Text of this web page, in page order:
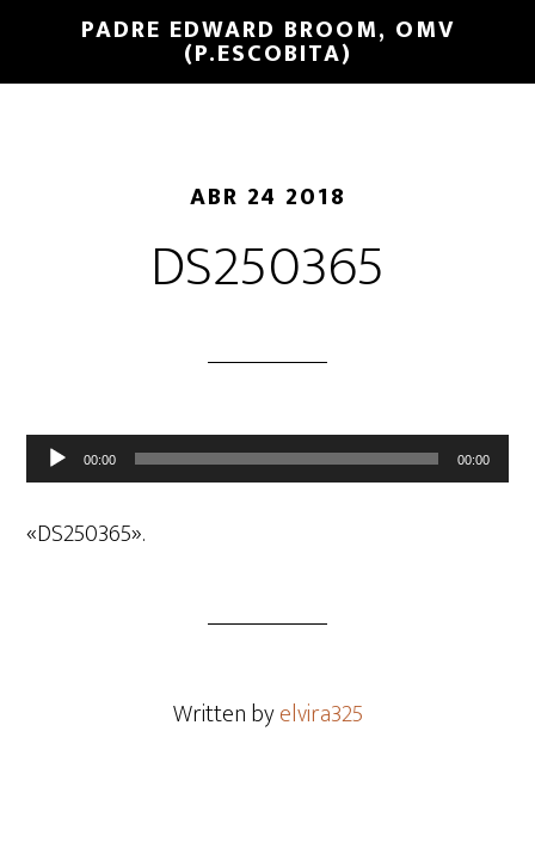
PADRE EDWARD BROOM, OMV
(P.ESCOBITA)
ABR 24 2018
DS250365
Reproductor
de
audio
00:00 00:00
«DS250365».
Written byelvira325